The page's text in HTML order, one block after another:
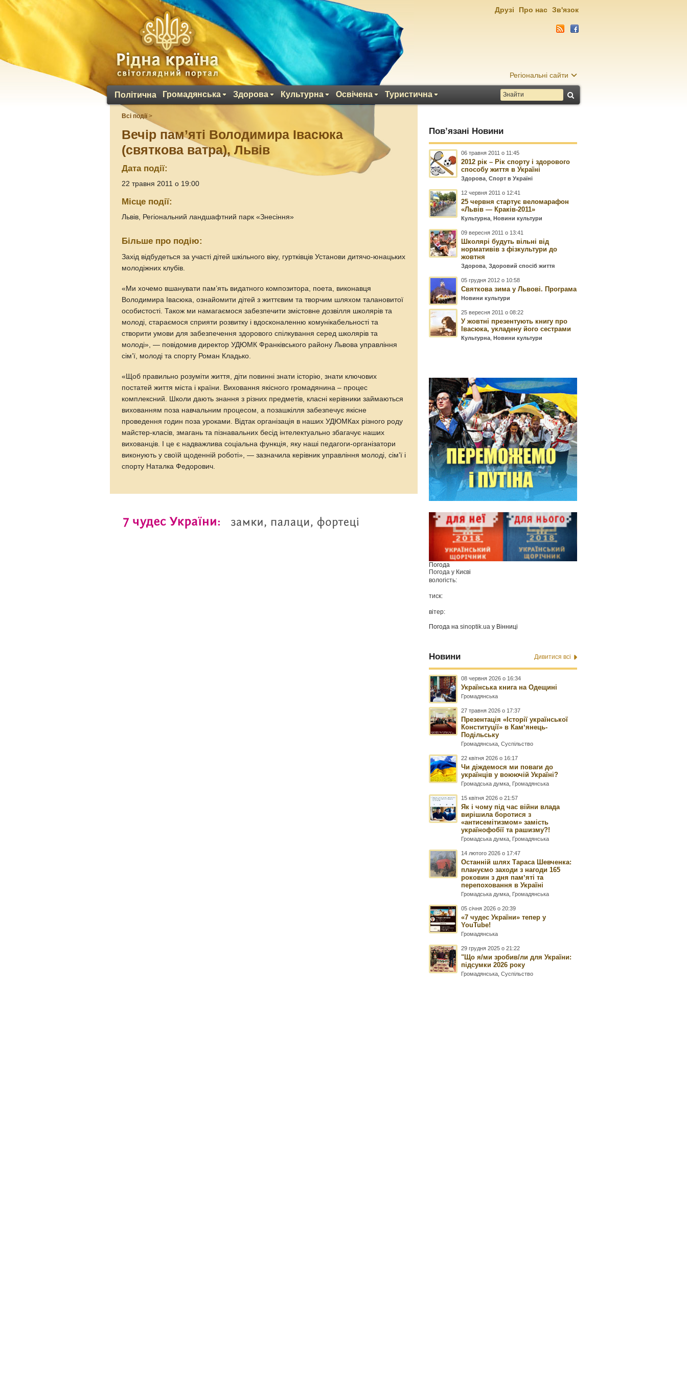
Регіональні сайти
Політична Громадянська Здорова Культурна Освічена Туристична
Друзі Про нас Зв'язок
Всі події>
Вечір пам’яті Володимира Івасюка
(святкова ватра), Львів
Дата події:
22 травня 2011 о 19:00
Місце події:
Львів, Регіональний ландшафтний парк «Знесіння»
Більше про подію:
Захід відбудеться за участі дітей шкільного віку, гуртківців Установи дитячо-юнацьких
молодіжних клубів.
«Ми хочемо вшанувати пам’ять видатного композитора, поета, виконавця
Володимира Івасюка, ознайомити дітей з життєвим та творчим шляхом талановитої
особистості. Також ми намагаємося забезпечити змістовне дозвілля школярів та
молоді, стараємося сприяти розвитку і вдосконаленню комунікабельності та
створити умови для забезпечення здорового спілкування серед школярів та
молоді», — повідомив директор УДЮМК Франківського району Львова управління
сім’ї, молоді та спорту Роман Кладько.
«Щоб правильно розуміти життя, діти повинні знати історію, знати ключових
постатей життя міста і країни. Виховання якісного громадянина – процес
комплексний. Школи дають знання з різних предметів, класні керівники займаються
вихованням поза навчальним процесом, а позашкілля забезпечує якісне
проведення годин поза уроками. Відтак організація в наших УДЮМКах різного роду
майстер-класів, змагань та пізнавальних бесід інтелектуально збагачує наших
вихованців. І це є надважлива соціальна функція, яку наші педагоги-організатори
виконують у своїй щоденній роботі», — зазначила керівник управління молоді, сім’ї і
спорту Наталка Федорович.
Пов’язані Новини
06 травня 2011 о 11:45
2012 рік – Рік спорту і здорового
способу життя в Україні
Здорова ,Спорт в Україні
12 червня 2011 о 12:41
25 червня стартує веломарафон
«Львів — Краків-2011»
Культурна ,Новини культури
09 вересня 2011 о 13:41
Школярі будуть вільні від
нормативів з фізкультури до
жовтня
Здорова ,Здоровий спосіб життя
05 грудня 2012 о 10:58
Святкова зима у Львові. Програма
Новини культури
25 вересня 2011 о 08:22
У жовтні презентують книгу про
Івасюка, укладену його сестрами
Культурна ,Новини культури
Погода
Погода у Києві
вологість:
тиск:
вітер:
Погода наsinoptik.ua у Вінниці
Новини Дивитися всі
08 червня 2026 о 16:34
Українська книга на Одещині
Громадянська
27 травня 2026 о 17:37
Презентація «Історії української
Конституції» в Камʼянець-
Подільську
Громадянська ,Суспільство
22 квітня 2026 о 16:17
Чи діждемося ми поваги до
українців у воюючій Україні?
Громадська думка Громадянська
15 квітня 2026 о 21:57
Як і чому під час війни влада
вирішила боротися з
«антисемітизмом» замість
українофобії та рашизму?!
Громадська думка Громадянська
14 лютого 2026 о 17:47
Останній шлях Тараса Шевченка:
плануємо заходи з нагоди 165
роковин з дня памʼяті та
перепоховання в Україні
Громадська думка Громадянська
05 січня 2026 о 20:39
«7 чудес України» тепер у
YouTube!
Громадянська
29 грудня 2025 о 21:22
"Що я/ми зробив/ли для України:
підсумки 2026 року
Громадянська ,Суспільство